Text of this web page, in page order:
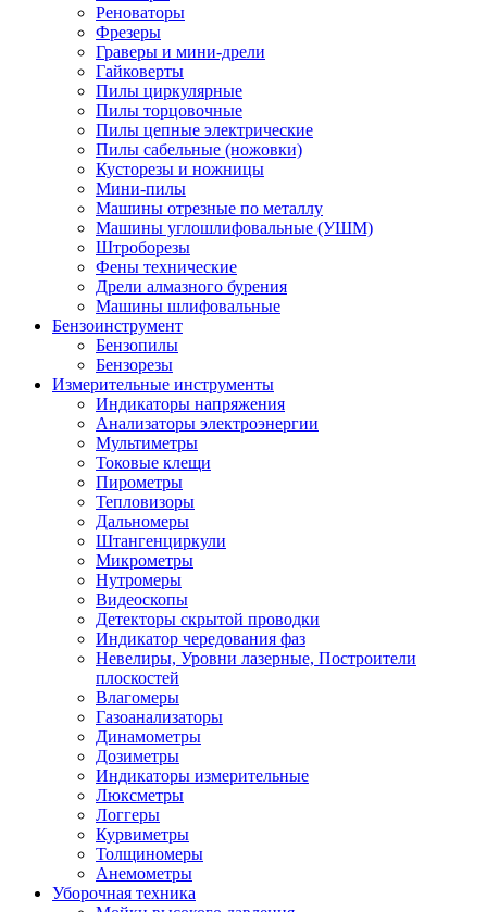
Реноваторы
Фрезеры
Граверы и мини-дрели
Гайковерты
Пилы циркулярные
Пилы торцовочные
Пилы цепные электрические
Пилы сабельные (ножовки)
Кусторезы и ножницы
Мини-пилы
Машины отрезные по металлу
Машины углошлифовальные (УШМ)
Штроборезы
Фены технические
Дрели алмазного бурения
Машины шлифовальные
Бензоинструмент
Бензопилы
Бензорезы
Измерительные инструменты
Индикаторы напряжения
Анализаторы электроэнергии
Мультиметры
Токовые клещи
Пирометры
Тепловизоры
Дальномеры
Штангенциркули
Микрометры
Нутромеры
Видеоскопы
Детекторы скрытой проводки
Индикатор чередования фаз
Невелиры, Уровни лазерные, Построители
плоскостей
Влагомеры
Газоанализаторы
Динамометры
Дозиметры
Индикаторы измерительные
Люксметры
Логгеры
Курвиметры
Толщиномеры
Анемометры
Уборочная техника